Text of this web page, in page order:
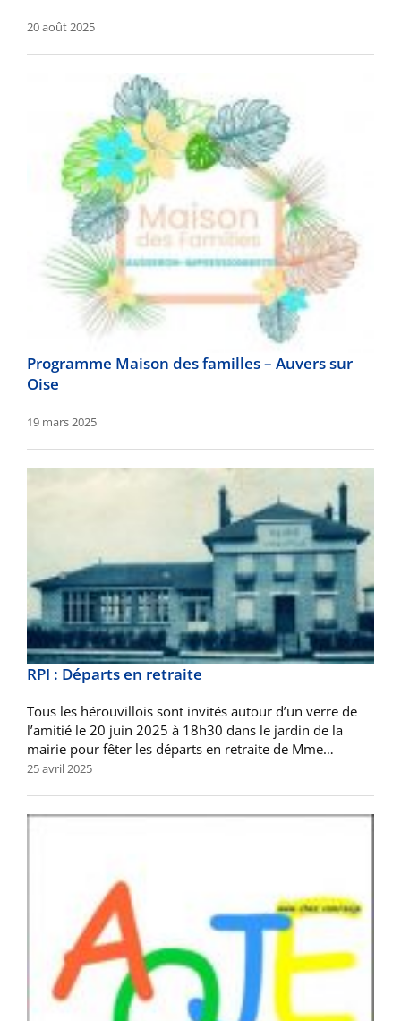
20 août 2025
Programme Maison des familles – Auvers sur
Oise
19 mars 2025
RPI : Départs en retraite
Tous les hérouvillois sont invités autour d’un verre de
l’amitié le 20 juin 2025 à 18h30 dans le jardin de la
mairie pour fêter les départs en retraite de Mme…
25 avril 2025